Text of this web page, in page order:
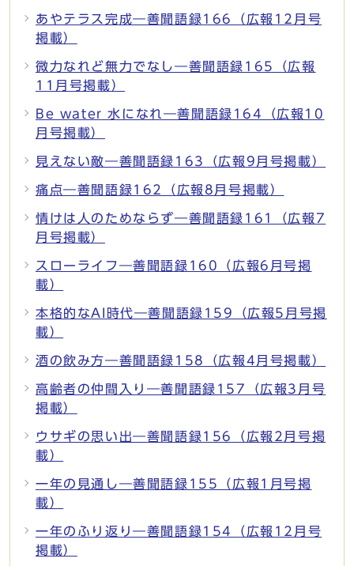
あやテラス完成―善聞語録166（広報12月号
掲載）
微力なれど無力でなし―善聞語録165（広報
11月号掲載）
Be water 水になれ―善聞語録164（広報10
月号掲載）
見えない敵―善聞語録163（広報9月号掲載）
痛点―善聞語録162（広報8月号掲載）
情けは人のためならず―善聞語録161（広報7
月号掲載）
スローライフ―善聞語録160（広報6月号掲
載）
本格的なAI時代―善聞語録159（広報5月号掲
載）
酒の飲み方―善聞語録158（広報4月号掲載）
高齢者の仲間入り―善聞語録157（広報3月号
掲載）
ウサギの思い出―善聞語録156（広報2月号掲
載）
一年の見通し―善聞語録155（広報1月号掲
載）
一年のふり返り―善聞語録154（広報12月号
掲載）